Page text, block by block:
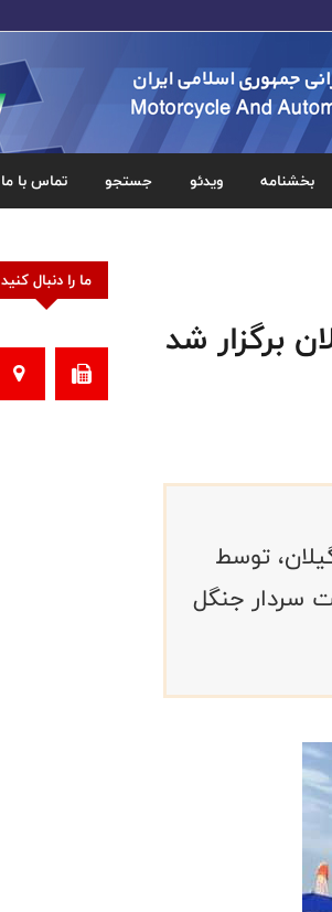
بخشنامه ویدئو جستجو تماس با ما
برگزار شد
توسط
در پیست سردار جنگل
ما را دنبال کنید